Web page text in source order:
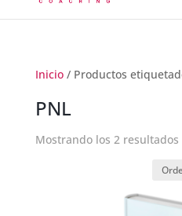
Inicio/ Productos
PNL
Mostrando los 2 resultados